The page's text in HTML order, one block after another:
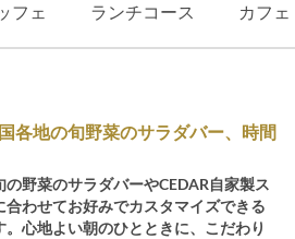
フェ ランチコース カフェ
各地の旬野菜のサラダバー、時間
野菜のサラダバーやCEDAR自家製ス
わせてお好みでカスタマイズできる
心地よい朝のひとときに、こだわり